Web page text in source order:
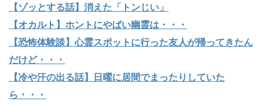
【ゾッとする話】消えた「トンじい」
【オカルト】ホントにやばい幽霊は・・・
【恐怖体験談】心霊スポットに行った友人が帰ってきたん
だけど・・・
【冷や汗の出る話】日曜に居間でまったりしていた
ら・・・